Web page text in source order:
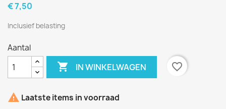
€ 7,50
Inclusief belasting
Aantal
 IN WINKELWAGEN favorite_border
 Laatste items in voorraad